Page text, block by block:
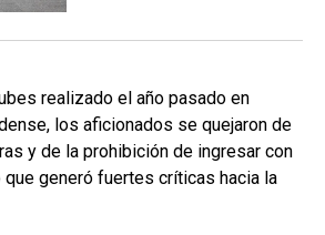
realizado el año pasado en
los aficionados se quejaron de
y de la prohibición de ingresar con
generó fuertes críticas hacia la